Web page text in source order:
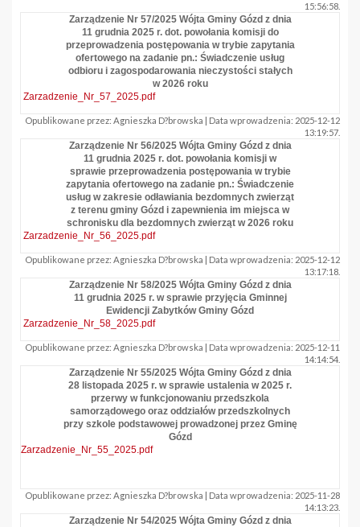
15:56:58.
Zarządzenie Nr 57/2025 Wójta Gminy Gózd z dnia
11 grudnia 2025 r. dot. powołania komisji do
przeprowadzenia postępowania w trybie zapytania
ofertowego na zadanie pn.: Świadczenie usług
odbioru i zagospodarowania nieczystości stałych
w 2026 roku
Zarzadzenie_Nr_57_2025.pdf
Opublikowane przez: Agnieszka D?browska | Data wprowadzenia: 2025-12-12
13:19:57.
Zarządzenie Nr 56/2025 Wójta Gminy Gózd z dnia
11 grudnia 2025 r. dot. powołania komisji w
sprawie przeprowadzenia postępowania w trybie
zapytania ofertowego na zadanie pn.: Świadczenie
usług w zakresie odławiania bezdomnych zwierząt
z terenu gminy Gózd i zapewnienia im miejsca w
schronisku dla bezdomnych zwierząt w 2026 roku
Zarzadzenie_Nr_56_2025.pdf
Opublikowane przez: Agnieszka D?browska | Data wprowadzenia: 2025-12-12
13:17:18.
Zarządzenie Nr 58/2025 Wójta Gminy Gózd z dnia
11 grudnia 2025 r. w sprawie przyjęcia Gminnej
Ewidencji Zabytków Gminy Gózd
Zarzadzenie_Nr_58_2025.pdf
Opublikowane przez: Agnieszka D?browska | Data wprowadzenia: 2025-12-11
14:14:54.
Zarządzenie Nr 55/2025 Wójta Gminy Gózd z dnia
28 listopada 2025 r. w sprawie ustalenia w 2025 r.
przerwy w funkcjonowaniu przedszkola
samorządowego oraz oddziałów przedszkolnych
przy szkole podstawowej prowadzonej przez Gminę
Gózd
Zarzadzenie_Nr_55_2025.pdf
Opublikowane przez: Agnieszka D?browska | Data wprowadzenia: 2025-11-28
14:13:23.
Zarządzenie Nr 54/2025 Wójta Gminy Gózd z dnia